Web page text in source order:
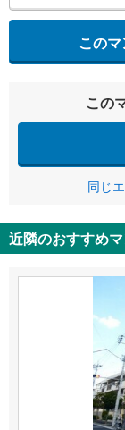
この
この
同じ
近隣のおすすめ